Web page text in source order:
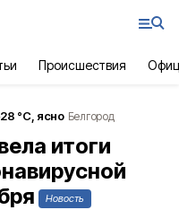
Происшествия
28 °С, ясно Белгород
итоги
Новость